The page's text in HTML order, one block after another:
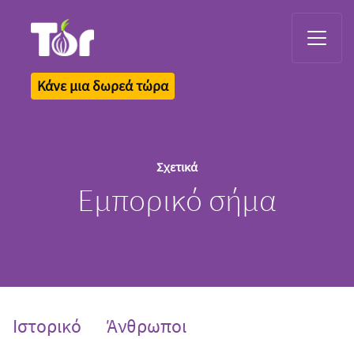
Κάνε μια δωρεά τώρα
Σχετικά
Εμπορικό σήμα
Ιστορικό Άνθρωποι